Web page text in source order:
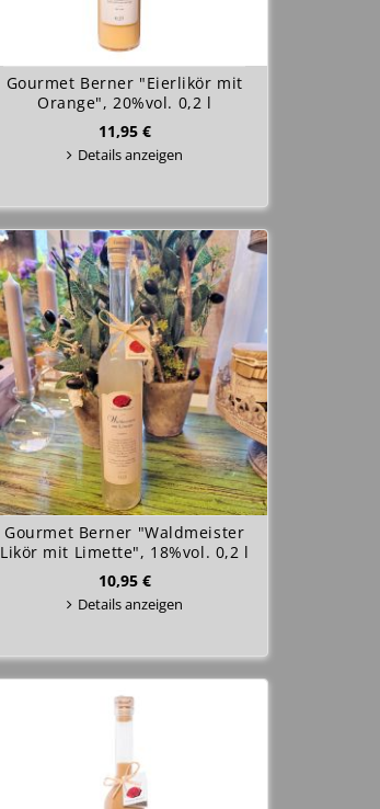
Gourmet Berner "Eierlikör mit
Orange", 20%vol. 0,2 l
11,95 €
Details anzeigen
Gourmet Berner "Waldmeister
Likör mit Limette", 18%vol. 0,2 l
10,95 €
Details anzeigen